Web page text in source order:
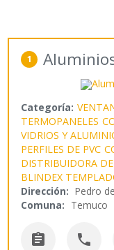
1
Categoría:
TERMOPANELES
VIDRIOS Y
PERFILES DE PVC
DISTRIBUIDORA
BLINDEX
Dirección: Pedro
Comuna: Temuco
 